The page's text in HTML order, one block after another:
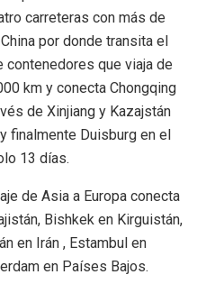
carreteras con más de
por donde transita el
contenedores que viaja de
km y conecta Chongqing
de Xinjiang y Kazajstán
finalmente Duisburg en el
13 días.
de Asia a Europa conecta
Bishkek en Kirguistán,
en Irán , Estambul en
en Países Bajos.